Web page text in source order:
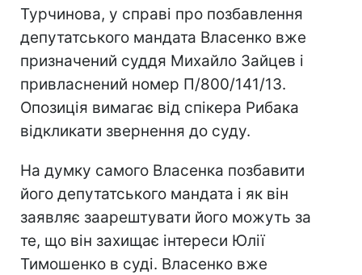
Турчинова, у справі про позбавлення
депутатського мандата Власенко вже
призначений суддя Михайло Зайцев і
привласнений номер П/800/141/13.
Опозиція вимагає від спікера Рибака
відкликати звернення до суду.
На думку самого Власенка позбавити
його депутатського мандата і як він
заявляє заарештувати його можуть за
те, що він захищає інтереси Юлії
Тимошенко в суді. Власенко вже